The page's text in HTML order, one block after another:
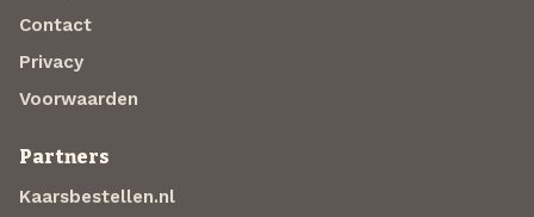
Contact
Privacy
Voorwaarden
Partners
Kaarsbestellen.nl